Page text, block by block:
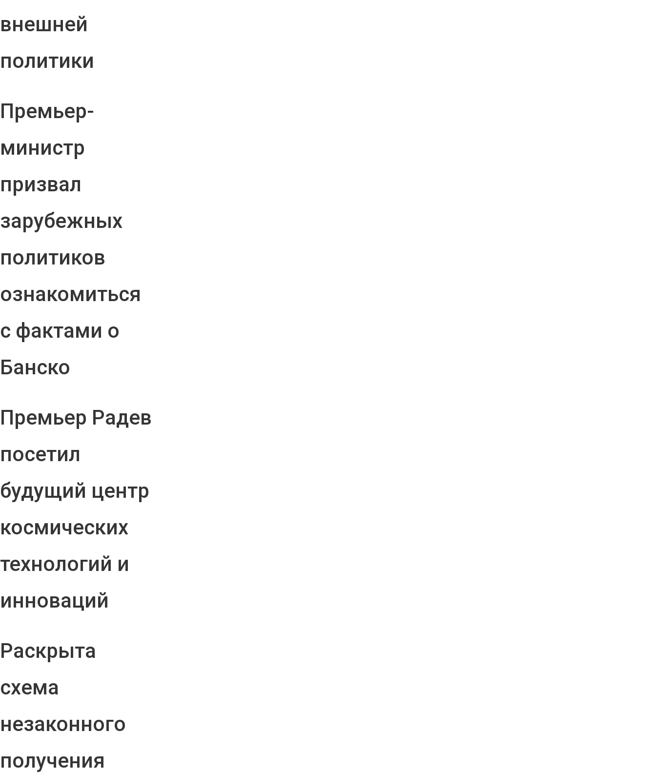
внешней
политики
Премьер-
министр
призвал
зарубежных
политиков
ознакомиться
с фактами о
Банско
Премьер Радев
посетил
будущий центр
космических
технологий и
инноваций
Раскрыта
схема
незаконного
получения